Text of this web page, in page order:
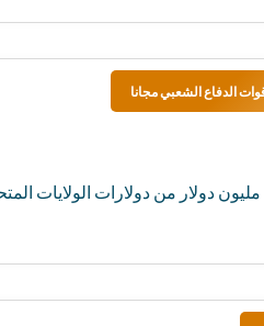
الدفاع الشعبي مجانا